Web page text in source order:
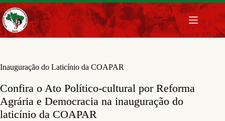
Pular
para
o
conteúdo
Inauguração do Laticínio da COAPAR
Confira o Ato Político-cultural por Reforma
Agrária e Democracia na inauguração do
laticínio da COAPAR